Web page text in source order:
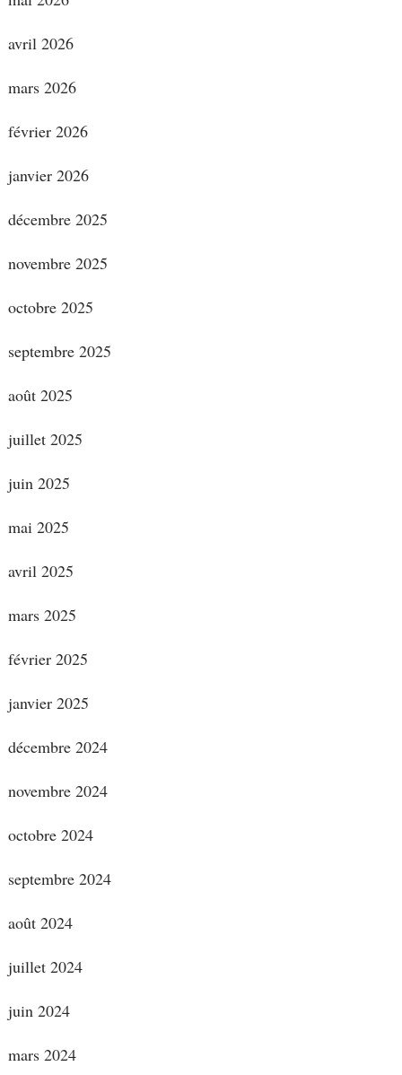
avril 2026
mars 2026
février 2026
janvier 2026
décembre 2025
novembre 2025
octobre 2025
septembre 2025
août 2025
juillet 2025
juin 2025
mai 2025
avril 2025
mars 2025
février 2025
janvier 2025
décembre 2024
novembre 2024
octobre 2024
septembre 2024
août 2024
juillet 2024
juin 2024
mars 2024